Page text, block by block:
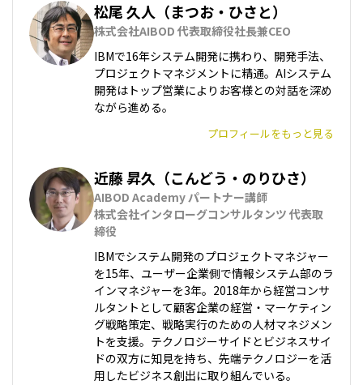
松尾 久人（まつお・ひさと）
株式会社AIBOD 代表取締役社長兼CEO
IBMで16年システム開発に携わり、開発手法、
プロジェクトマネジメントに精通。AIシステム
開発はトップ営業によりお客様との対話を深め
ながら進める。
プロフィールをもっと見る
近藤 昇久（こんどう・のりひさ）
AIBOD Academy パートナー講師
株式会社インタローグコンサルタンツ 代表取
締役
IBMでシステム開発のプロジェクトマネジャー
を15年、ユーザー企業側で情報システム部のラ
インマネジャーを3年。2018年から経営コンサ
ルタントとして顧客企業の経営・マーケティン
グ戦略策定、戦略実行のための人材マネジメン
トを支援。テクノロジーサイドとビジネスサイ
ドの双方に知見を持ち、先端テクノロジーを活
用したビジネス創出に取り組んでいる。